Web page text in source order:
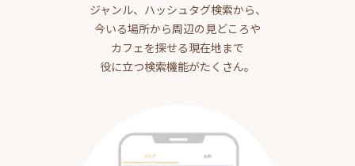
ジャンル、ハッシュタグ検索から、
今いる場所から周辺の見どころや
カフェを探せる現在地まで
役に立つ検索機能がたくさん。